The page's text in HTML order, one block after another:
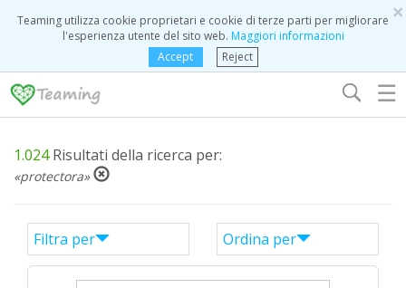
×
Teaming utilizza cookie proprietari e cookie di terze parti per migliorare
l'esperienza utente del sito web. Maggiori informazioni
Accept
Reject
☰
1.024Risultati della ricerca per:
«protectora»
Filtra per Ordina per